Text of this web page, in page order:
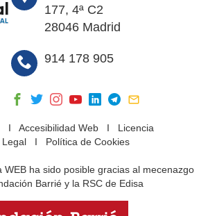
177, 4ª C2
28046 Madrid
914 178 905
I Accesibilidad WebI Licencia
Legal I Política de Cookies
WEB ha sido posible gracias al mecenazgo
Barrié y la RSC de Edisa